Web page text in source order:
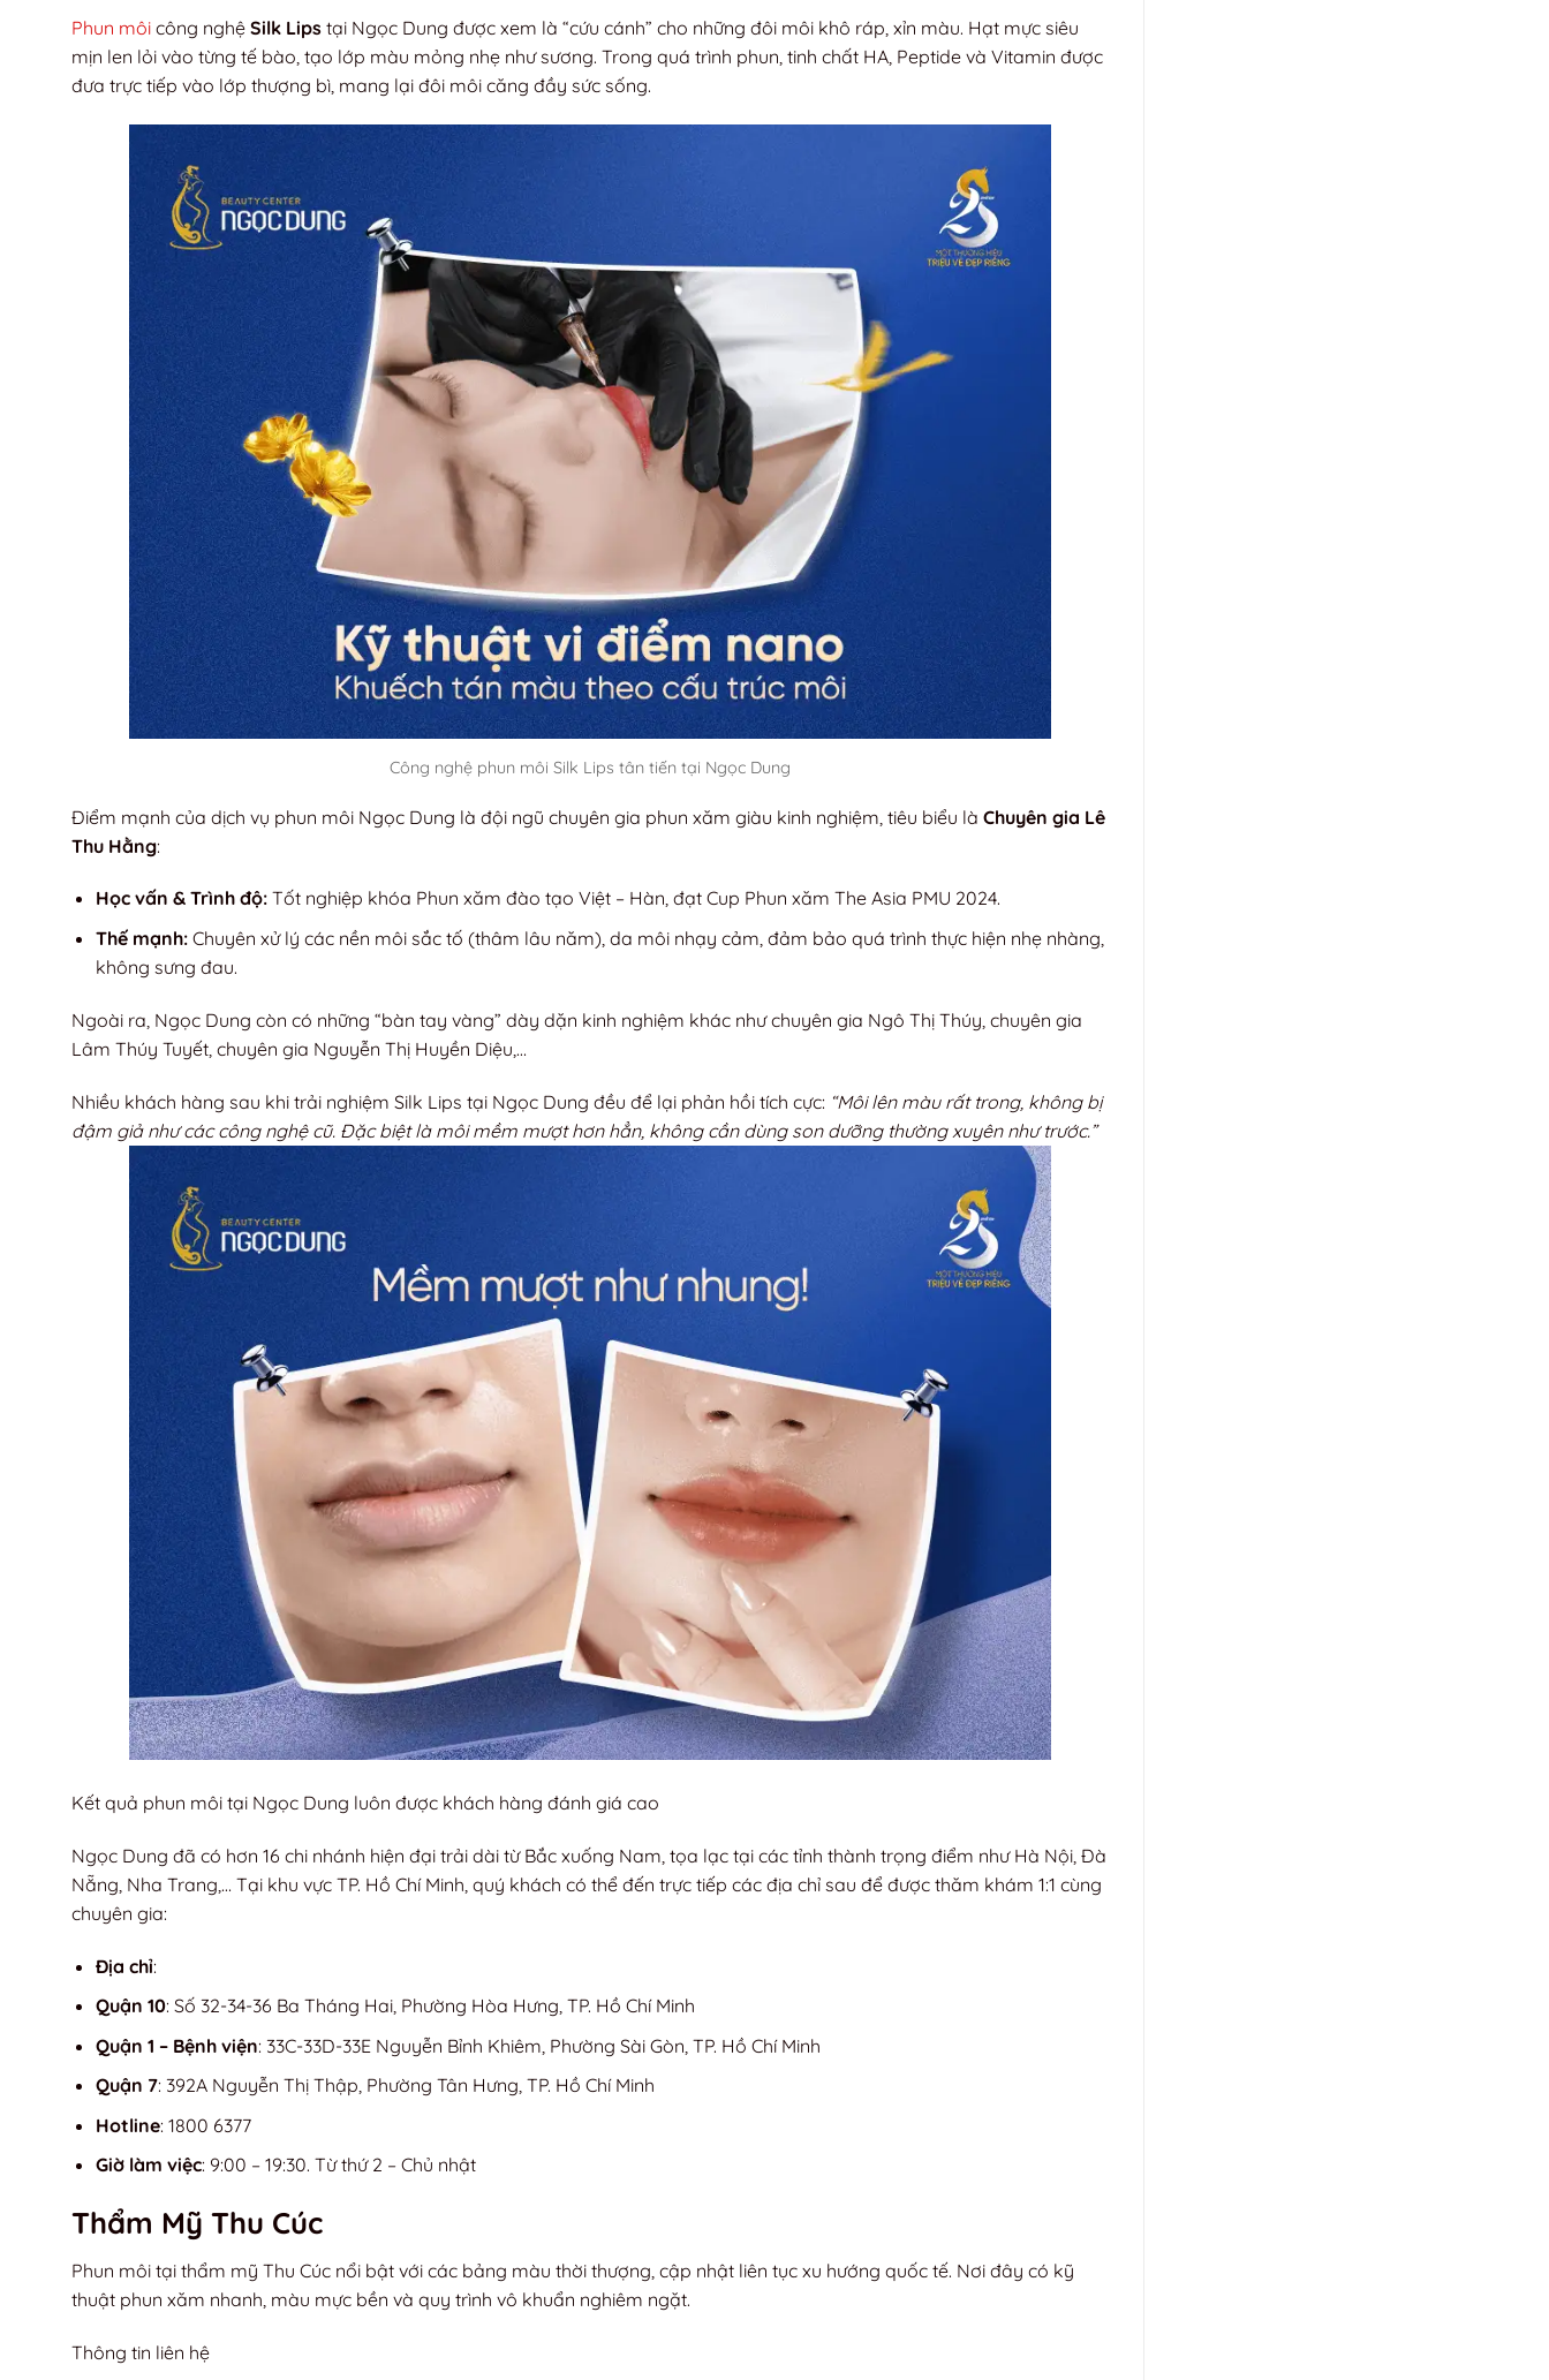
Phun môi công nghệ Silk Lips tại Ngọc Dung được xem là “cứu cánh” cho những đôi môi khô ráp, xỉn màu. Hạt mực siêu
mịn len lỏi vào từng tế bào, tạo lớp màu mỏng nhẹ như sương. Trong quá trình phun, tinh chất HA, Peptide và Vitamin được
đưa trực tiếp vào lớp thượng bì, mang lại đôi môi căng đầy sức sống.
Công nghệ phun môi Silk Lips tân tiến tại Ngọc Dung
Điểm mạnh của dịch vụ phun môi Ngọc Dung là đội ngũ chuyên gia phun xăm giàu kinh nghiệm, tiêu biểu là Chuyên gia Lê
Thu Hằng:
Học vấn & Trình độ:Tốt nghiệp khóa Phun xăm đào tạo Việt – Hàn, đạt Cup Phun xăm The Asia PMU 2024.
Thế mạnh:Chuyên xử lý các nền môi sắc tố (thâm lâu năm), da môi nhạy cảm, đảm bảo quá trình thực hiện nhẹ nhàng,
không sưng đau.
Ngoài ra, Ngọc Dung còn có những “bàn tay vàng” dày dặn kinh nghiệm khác như chuyên gia Ngô Thị Thúy, chuyên gia
Lâm Thúy Tuyết, chuyên gia Nguyễn Thị Huyền Diệu,…
Nhiều khách hàng sau khi trải nghiệm Silk Lips tại Ngọc Dung đều để lại phản hồi tích cực: “Môi lên màu rất trong, không bị
đậm giả như các công nghệ cũ. Đặc biệt là môi mềm mượt hơn hẳn, không cần dùng son dưỡng thường xuyên như trước.”
Kết quả phun môi tại Ngọc Dung luôn được khách hàng đánh giá cao
Ngọc Dung đã có hơn 16 chi nhánh hiện đại trải dài từ Bắc xuống Nam, tọa lạc tại các tỉnh thành trọng điểm như Hà Nội, Đà
Nẵng, Nha Trang,… Tại khu vực TP. Hồ Chí Minh, quý khách có thể đến trực tiếp các địa chỉ sau để được thăm khám 1:1 cùng
chuyên gia:
Địa chỉ:
Quận 10: Số 32-34-36 Ba Tháng Hai, Phường Hòa Hưng, TP. Hồ Chí Minh
Quận 1 – Bệnh viện: 33C-33D-33E Nguyễn Bỉnh Khiêm, Phường Sài Gòn, TP. Hồ Chí Minh
Quận 7: 392A Nguyễn Thị Thập, Phường Tân Hưng, TP. Hồ Chí Minh
Hotline: 1800 6377
Giờ làm việc: 9:00 – 19:30. Từ thứ 2 – Chủ nhật
Thẩm Mỹ Thu Cúc
Phun môi tại thẩm mỹ Thu Cúc nổi bật với các bảng màu thời thượng, cập nhật liên tục xu hướng quốc tế. Nơi đây có kỹ
thuật phun xăm nhanh, màu mực bền và quy trình vô khuẩn nghiêm ngặt.
Thông tin liên hệ